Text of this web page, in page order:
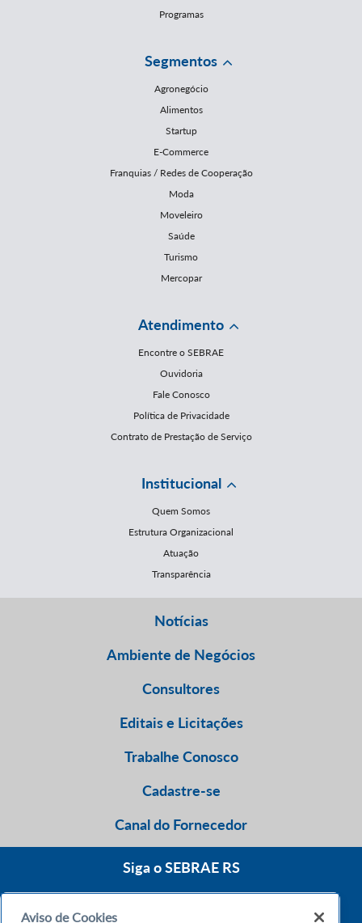
Programas
Segmentos
Agronegócio
Alimentos
Startup
E-Commerce
Franquias / Redes de Cooperação
Moda
Moveleiro
Saúde
Turismo
Mercopar
Atendimento
Encontre o SEBRAE
Ouvidoria
Fale Conosco
Política de Privacidade
Contrato de Prestação de Serviço
Institucional
Quem Somos
Estrutura Organizacional
Atuação
Transparência
Notícias
Ambiente de Negócios
Consultores
Editais e Licitações
Trabalhe Conosco
Cadastre-se
Canal do Fornecedor
Siga o SEBRAE RS
Aviso de Cookies